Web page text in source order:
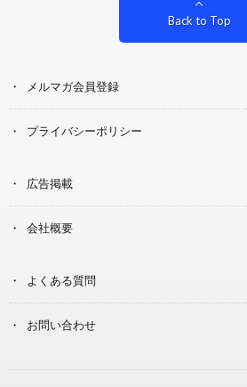
Back to Top
メルマガ会員登録
プライバシーポリシー
広告掲載
会社概要
よくある質問
お問い合わせ